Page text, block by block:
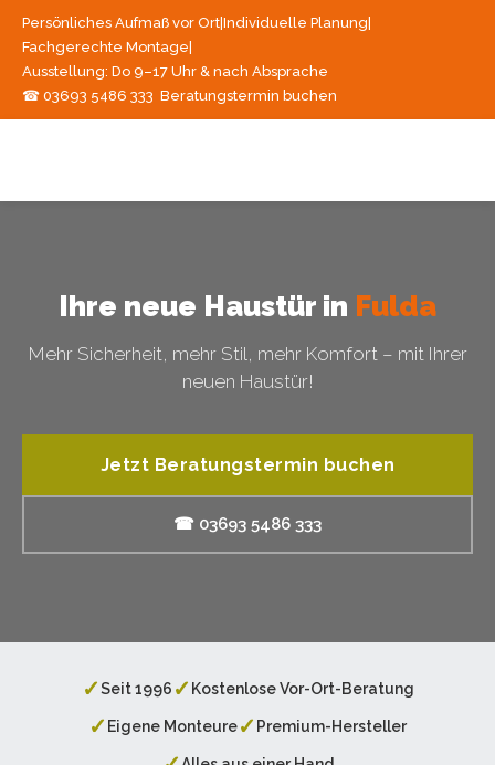
Persönliches Aufmaß vor Ort Individuelle Planung
Fachgerechte Montage
Ausstellung: Do 9–17 Uhr & nach Absprache
☎ 03693 5486 333 Beratungstermin buchen
Ihre neue Haustür in Fulda
Mehr Sicherheit, mehr Stil, mehr Komfort – mit Ihrer
neuen Haustür!
Jetzt Beratungstermin buchen
☎ 03693 5486 333
✓Seit 1996 ✓ Kostenlose Vor-Ort-Beratung
✓ Eigene Monteure✓ Premium-Hersteller